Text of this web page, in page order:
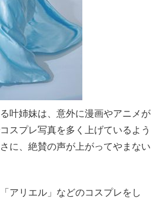
叶姉妹は、意外に漫画やアニメが
スプレ写真を多く上げているよう
に、絶賛の声が上がってやまない
アリエル」などのコスプレをし